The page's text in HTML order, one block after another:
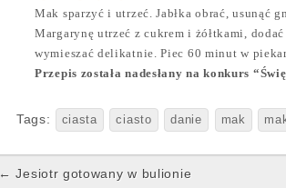
Mak sparzyć i utrzeć. Jabłka obrać, usunąć
Margarynę utrzeć z cukrem i żółtkami,
wymieszać delikatnie. Piec 60 minut w
Przepis została nadesłany na konkurs
Tags: ciasta ciasto danie mak
Post
← Jesiotr gotowany w bulionie